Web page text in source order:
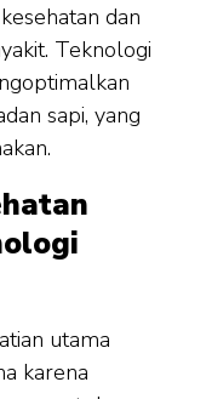
dan
Teknologi
sapi, yang
utama
karena